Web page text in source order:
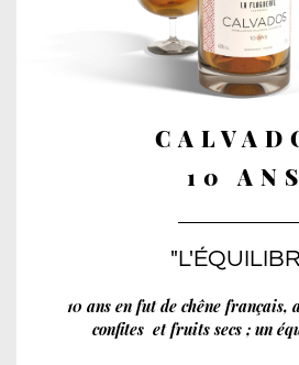
10 ANS
10 ans en fut de chêne français,
confites et fruits secs ; un